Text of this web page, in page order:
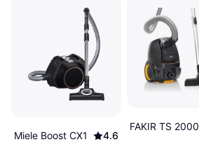
Miele Boost CX1
4.6
FAKIR TS 2000